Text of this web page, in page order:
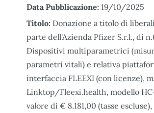
Data Pubblicazione: 19/10/2025
Titolo: Donazione a titolo di
parte dell'Azienda Pfizer S.r.l., di
Dispositivi multiparametrici
parametri vitali) e relativa
interfaccia FLEEXI (con licenze),
Linktop/Fleexi.health, modello
valore di € 8.181,00 (tasse escluse),